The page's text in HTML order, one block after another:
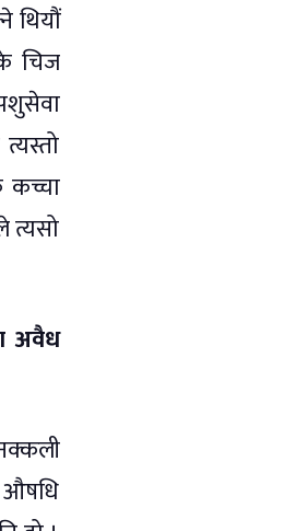
थियौं
चिज
कच्चा
त्यसो
अवैध
औषधि